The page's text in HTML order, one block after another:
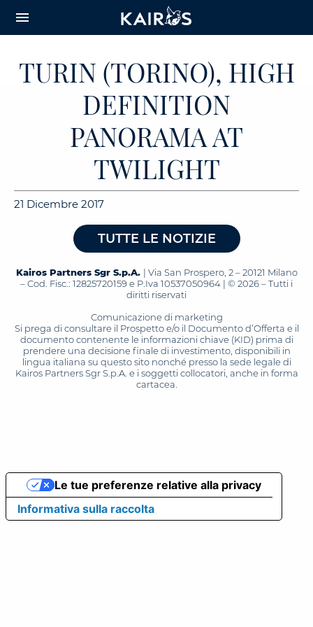
CONTENT
menu
TURIN (TORINO), HIGH
DEFINITION
PANORAMA AT
TWILIGHT
21 Dicembre 2017
TUTTE LE NOTIZIE
Kairos Partners Sgr S.p.A. | Via San Prospero, 2 – 20121 Milano
– Cod. Fisc.: 12825720159 e P.Iva 10537050964 | © 2026 – Tutti i
diritti riservati
Comunicazione di marketing
Si prega di consultare il Prospetto e/o il Documento d’Offerta e il
documento contenente le informazioni chiave (KID) prima di
prendere una decisione finale di investimento, disponibili in
lingua italiana su questo sito nonché presso la sede legale di
Kairos Partners Sgr S.p.A. e i soggetti collocatori, anche in forma
cartacea.
Informativa sulla raccolta
Le tue preferenze relative alla privacy